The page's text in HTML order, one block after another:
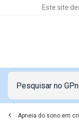
Este site
Apneia do sono em